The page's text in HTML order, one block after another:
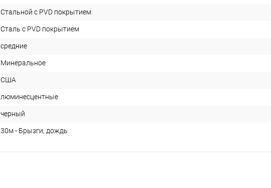
Стальной с PVD покрытием
Сталь с PVD покрытием
средние
Минеральное
США
люминесцентные
черный
30м - Брызги, дождь